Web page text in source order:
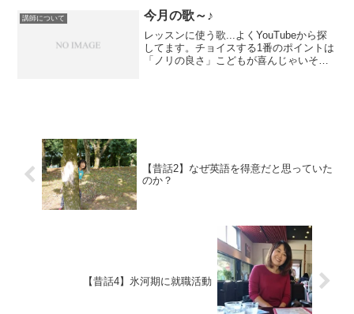
you!
講師について 今月の歌～♪
レッスンに使う歌...よくYouTubeから探
してます。チョイスする1番のポイントは
「ノリの良さ」こどもが喜んじゃいそう
【昔話2】なぜ英語を得意だと思っていた
のか？
【昔話4】氷河期に就職活動